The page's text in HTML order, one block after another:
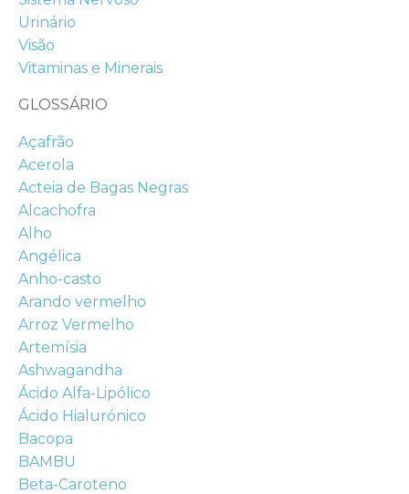
Urinário
Visão
Vitaminas e Minerais
GLOSSÁRIO
Açafrão
Acerola
Acteia de Bagas Negras
Alcachofra
Alho
Angélica
Anho-casto
Arando vermelho
Arroz Vermelho
Artemísia
Ashwagandha
Ácido Alfa-Lipólico
Ácido Hialurónico
Bacopa
BAMBU
Beta-Caroteno